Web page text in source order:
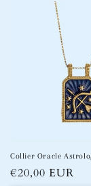
Collier Oracle
Prix
€20,00 EUR